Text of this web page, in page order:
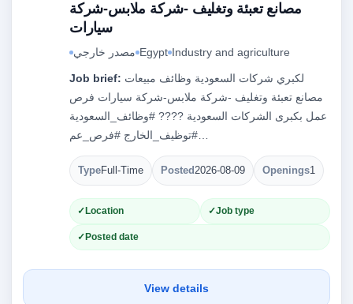
مصانع تعبئة وتغليف -شركة ملابس-شركة
سيارات
مصدر خارجي Egypt Industry and agriculture
Job brief:
مصانع تعبئة وتغليف -شركة ملابس-شركة سيارات فرص
عمل بكبرى الشركات السعودية ???? #وظائف_السعودية
TypeFull-Time Posted2026-08-09 Openings1
Location Job type
Posted date
View details